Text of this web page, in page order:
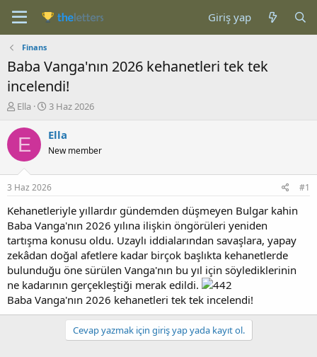
Giriş yap
Finans
Baba Vanga'nın 2026 kehanetleri tek tek
incelendi!
K
n
b
u
u
b
a
l
a
t
a
n
Ella
B
ş
a
g
ı
ç
a
r
h
i
3 Haz 2026
E Ella
New member
3 Haz 2026 #1
Kehanetleriyle yıllardır gündemden düşmeyen Bulgar kahin
Baba Vanga'nın 2026 yılına ilişkin öngörüleri yeniden
tartışma konusu oldu. Uzaylı iddialarından savaşlara, yapay
zekâdan doğal afetlere kadar birçok başlıkta kehanetlerde
bulunduğu öne sürülen Vanga'nın bu yıl için söylediklerinin
ne kadarının gerçekleştiği merak edildi.
Baba Vanga'nın 2026 kehanetleri tek tek incelendi!
Cevap yazmak için giriş yap yada kayıt ol.